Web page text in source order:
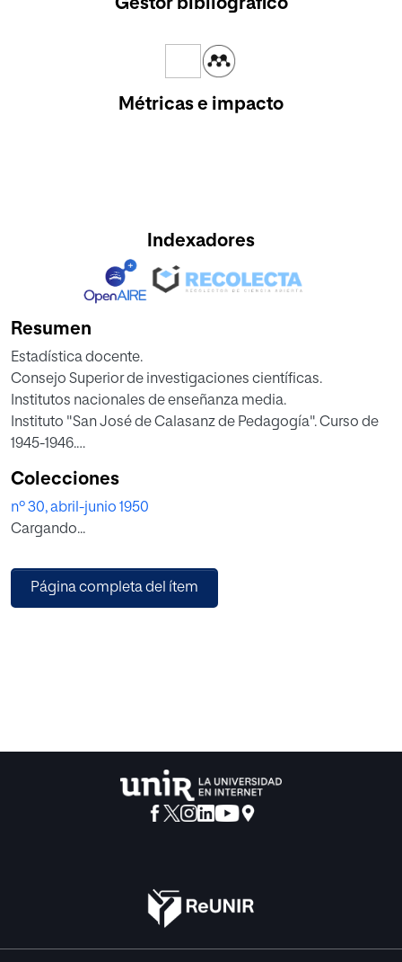
Gestor bibliográfico
Métricas e impacto
Indexadores
Resumen
Estadística docente.
Consejo Superior de investigaciones científicas.
Institutos nacionales de enseñanza media.
Instituto "San José de Calasanz de Pedagogía". Curso de
1945-1946.
Colecciones
nº 30, abril-junio 1950
Cargando...
Página completa del ítem